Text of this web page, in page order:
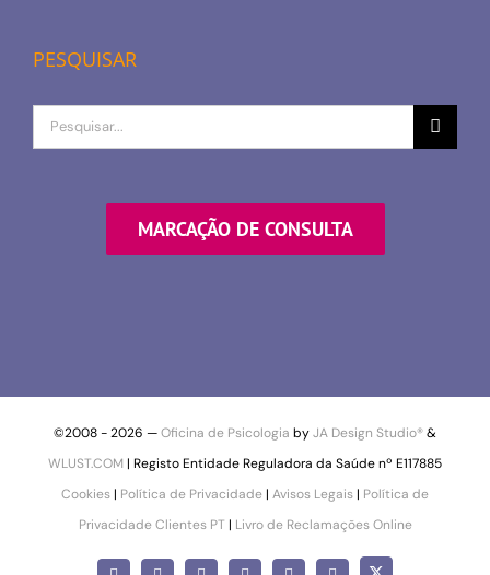
PESQUISAR
Procurar
por
MARCAÇÃO DE CONSULTA
©2008 -2026 —Oficina de Psicologia byJA Design Studio®&
WLUST.COM | Registo Entidade Reguladora da Saúde nº E117885
Cookies| Política de Privacidade| Avisos Legais| Política de
Privacidade Clientes PT | Livro de Reclamações Online